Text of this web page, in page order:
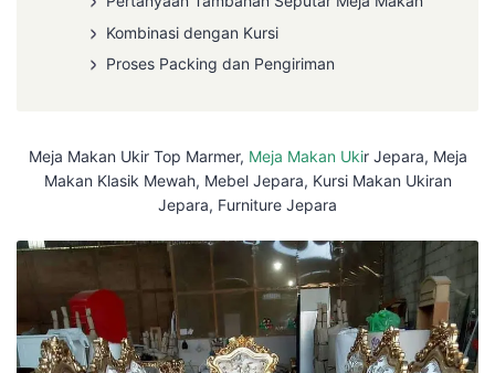
Kombinasi dengan Kursi
Proses Packing dan Pengiriman
Meja Makan Ukir Top Marmer, Meja Makan Ukir Jepara, Meja
Makan Klasik Mewah, Mebel Jepara, Kursi Makan Ukiran
Jepara, Furniture Jepara